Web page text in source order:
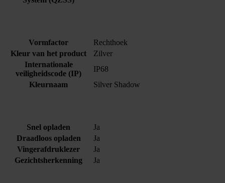
Vormfactor
Rechthoek
Kleur van het product
Zilver
Internationale
veiligheidscode (IP)
IP68
Kleurnaam
Silver Shadow
Snel opladen
Ja
Draadloos opladen
Ja
Vingerafdruklezer
Ja
Gezichtsherkenning
Ja